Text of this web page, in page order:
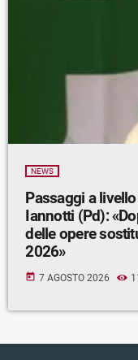
NEWS
Passaggi a
Iannotti (Pd):
delle opere
2026»
today 7 AGOSTO 2026